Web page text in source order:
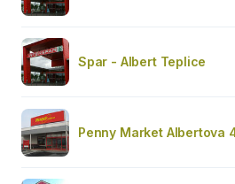
Spar - Albert Teplice
Penny Market Albertova